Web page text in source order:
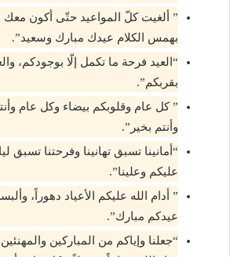
” ألغيت كلّ المواعيد حتّى أكون معك
بهمس الكلام عيدك مبارك وسعيد”.
“العيد فرحة ما تكمل إلّا بوجودكم،
بقربكم”.
” كل عام وقلوبكم بيضاء وكل عام
وأنتم بخير”.
“أمانينا تسبق تهانينا وفرحتنا تسبق
عليكم وعلينا”.
” أدام الله عليكم الأعياد دهوراً،
عيدكم مبارك”.
“جعلنا وإياكم من المباركين